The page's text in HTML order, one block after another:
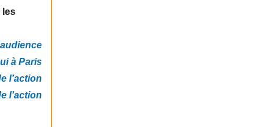
les
à Paris
l’action
l’action